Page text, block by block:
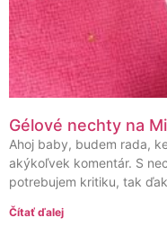
Gélové nechty na
Ahoj baby, budem rada,
akýkoľvek komentár. S
potrebujem kritiku, tak
Čítať ďalej